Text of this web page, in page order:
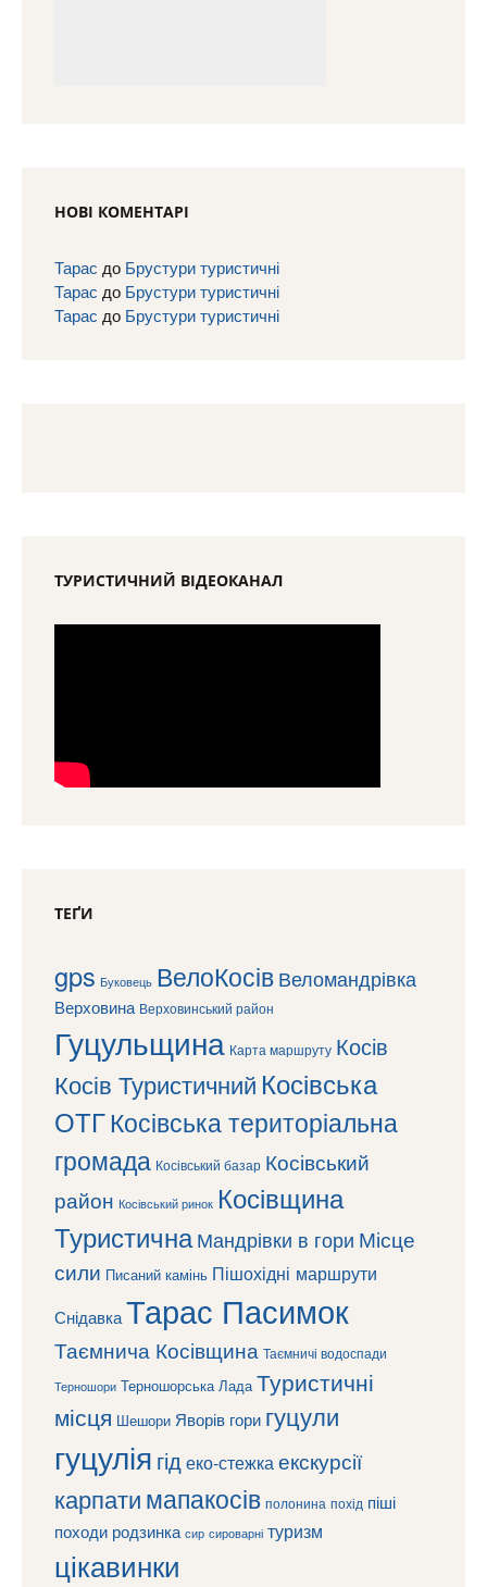
НОВІ КОМЕНТАРІ
Тарас до Брустури туристичні
Тарас до Брустури туристичні
Тарас до Брустури туристичні
ТУРИСТИЧНИЙ ВІДЕОКАНАЛ
ТЕҐИ
gps Буковець ВелоКосів Веломандрівка
Верховина Верховинський район
Гуцульщина Карта маршруту Косів
Косів Туристичний Косівська
ОТГКосівська територіальна
громада Косівський базар Косівський
район Косівський ринок Косівщина
Туристична Мандрівки в гори Місце
сили Писаний камінь Пішохідні маршрути
СнідавкаТарас Пасимок
Таємнича Косівщина Таємничі водоспади
Терношори Терношорська Лада Туристичні
місця Шешори Яворів гори гуцули
гуцулія гідеко-стежкаекскурсії
карпатимапакосів полонина похід піші
походи родзинка сир сироварні туризм
цікавинки